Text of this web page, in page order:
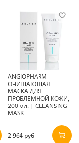
ANGIOPHARM
ОЧИЩАЮЩАЯ
МАСКА ДЛЯ
ПРОБЛЕМНОЙ КОЖИ,
200 мл. | CLEANSING
MASK
2 964 руб